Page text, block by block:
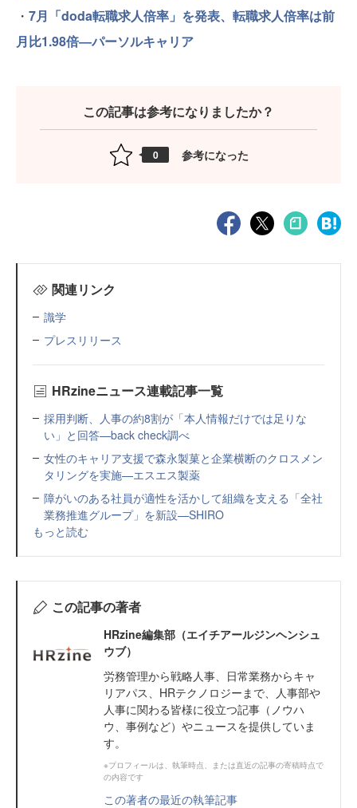
・ 7月「doda転職求人倍率」を発表、転職求人倍率は前
月比1.98倍―パーソルキャリア
この記事は参考になりましたか？
0 参考になった
関連リンク
識学
プレスリリース
HRzineニュース連載記事一覧
採用判断、人事の約8割が「本人情報だけでは足りな
い」と回答—back check調べ
女性のキャリア支援で森永製菓と企業横断のクロスメン
タリングを実施—エスエス製薬
障がいのある社員が適性を活かして組織を支える「全社
業務推進グループ」を新設—SHIRO
もっと読む
この記事の著者
HRzine編集部（エイチアールジンヘンシュ
ウブ）
労務管理から戦略人事、日常業務からキャ
リアパス、HRテクノロジーまで、人事部や
人事に関わる皆様に役立つ記事（ノウハ
ウ、事例など）やニュースを提供していま
す。
※プロフィールは、執筆時点、または直近の記事の寄稿時点で
の内容です
この著者の最近の執筆記事